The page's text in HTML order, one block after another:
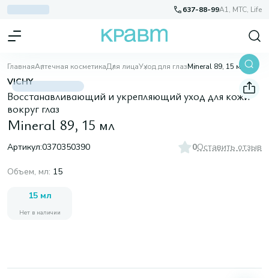
637-88-99A1, МТС, Life
ГлавнаяАптечная косметикаДля лицаУход для глазMineral 89, 15 мл
VICHY
Восстанавливающий и укрепляющий уход для кожи
вокруг глаз
Mineral 89, 15 мл
Артикул:0370350390 0Оставить отзыв
Объем, мл: 15
15 мл
Нет в наличии